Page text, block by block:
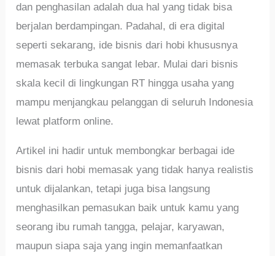
dan penghasilan adalah dua hal yang tidak bisa
berjalan berdampingan. Padahal, di era digital
seperti sekarang, ide bisnis dari hobi khususnya
memasak terbuka sangat lebar. Mulai dari bisnis
skala kecil di lingkungan RT hingga usaha yang
mampu menjangkau pelanggan di seluruh Indonesia
lewat platform online.
Artikel ini hadir untuk membongkar berbagai ide
bisnis dari hobi memasak yang tidak hanya realistis
untuk dijalankan, tetapi juga bisa langsung
menghasilkan pemasukan baik untuk kamu yang
seorang ibu rumah tangga, pelajar, karyawan,
maupun siapa saja yang ingin memanfaatkan